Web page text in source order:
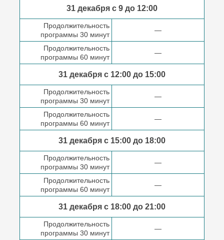
31 декабря с 9 до 12:00
Продолжительность
программы 30 минут
—
Продолжительность
программы 60 минут
—
31 декабря с 12:00 до 15:00
Продолжительность
программы 30 минут
—
Продолжительность
программы 60 минут
—
31 декабря с 15:00 до 18:00
Продолжительность
программы 30 минут
—
Продолжительность
программы 60 минут
—
31 декабря с 18:00 до 21:00
Продолжительность
программы 30 минут
—